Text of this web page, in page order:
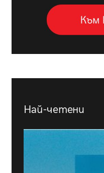
Най-четени